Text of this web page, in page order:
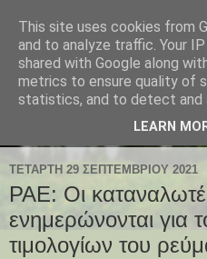
ΤΕΤΆΡΤΗ 29 ΣΕΠΤΕΜΒΡΊΟΥ 2021
ΡΑΕ: Οι
ενημερώνονται για
τιμολογίων του
This site uses cookies from
and to analyze traffic. Your
shared with Google along
metrics to ensure quality of
statistics, and to detect and
LEARN